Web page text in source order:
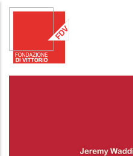
Salta
principale